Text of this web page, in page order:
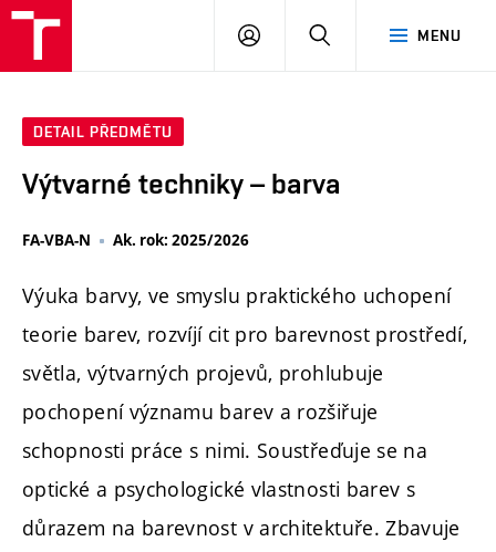
MENU
PŘIHLÁSIT
DETAIL PŘEDMĚTU
Výtvarné techniky – barva
FA-VBA-N Ak. rok: 2025/2026
Výuka barvy, ve smyslu praktického uchopení
teorie barev, rozvíjí cit pro barevnost prostředí,
světla, výtvarných projevů, prohlubuje
pochopení významu barev a rozšiřuje
schopnosti práce s nimi. Soustřeďuje se na
optické a psychologické vlastnosti barev s
důrazem na barevnost v architektuře. Zbavuje